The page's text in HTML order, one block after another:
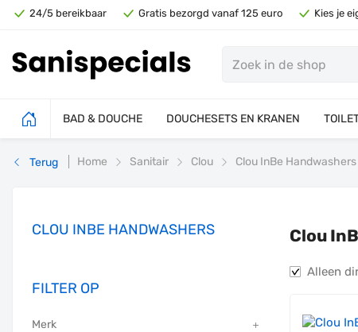
24/5 bereikbaar Gratis bezorgd vanaf 125 euro Kies je
BAD & DOUCHE DOUCHESETS EN KRANEN
Terug Home Sanitair Clou Clou InBe Handwashers
CLOU INBE HANDWASHERS
FILTER OP
Merk
Clou
Alleen